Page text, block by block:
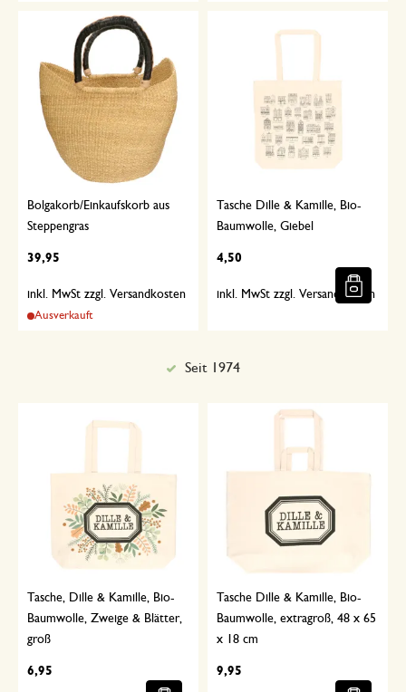
Bolgakorb/Einkaufskorb aus
Steppengras
39,95
inkl. MwSt zzgl. Versandkosten
Ausverkauft
Tasche Dille & Kamille, Bio-
Baumwolle, Giebel
4,50
inkl. MwSt zzgl. Versandkosten
Tasche, Dille & Kamille, Bio-
Baumwolle, Zweige & Blätter,
groß
6,95
Tasche Dille & Kamille, Bio-
Baumwolle, extragroß, 48 x 65
x 18 cm
9,95
Seit 1974